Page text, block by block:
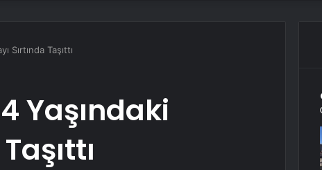
Sırtında Taşıttı
Yaşındaki